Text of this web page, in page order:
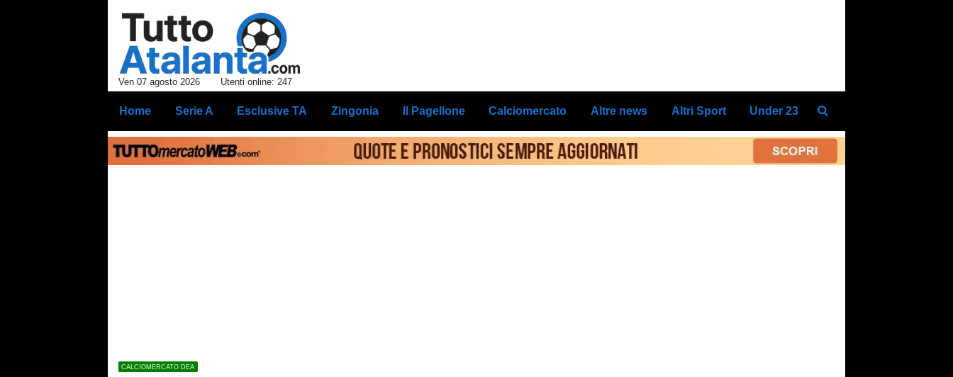
Ven 07 agosto 2026 Utenti online: 247
Home Serie A Esclusive TA Zingonia Il Pagellone Calciomercato Altre news Altri Sport Under 23
CALCIOMERCATO DEA